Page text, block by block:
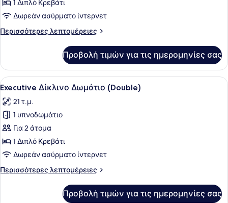
Δωμάτιο
(Double)
1 Διπλό Κρεβάτι
Δωρεάν ασύρματο ίντερνετ
Περισσότερες λεπτομέρειες
Περισσότερες
Δίκλινο
Δωμάτιο
(Double)
Προβολή τιμών για τις ημερομηνίες σας
Προβολή
όλων
των
φωτογραφιών
για
Executive
Δίκλινο
Δωμάτιο
(Double)
1 υπνοδωμάτιο, κλινοσκεπάσματα
5
Executive Δίκλινο Δωμάτιο (Double)
21 τ.μ.
1 υπνοδωμάτιο
Για 2 άτομα
1 Διπλό Κρεβάτι
Δωρεάν ασύρματο ίντερνετ
Περισσότερες λεπτομέρειες
Περισσότερες
Προβολή τιμών για τις ημερομηνίες σας